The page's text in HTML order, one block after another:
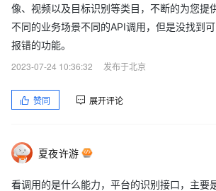
像、视频以及目标识别等类目，不断的为您提
不同的业务场景不同的API调用，但是没找到
报错的功能。
2023-07-24 10:36:32
发布于北京
赞同 展开评论
夏夜许游
看调用的是什么能力，平台的识别接口，主要